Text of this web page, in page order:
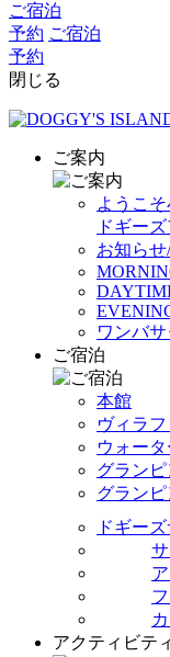
ご宿泊
予約 ご宿泊
予約
閉じる
ご案内
ようこ
ドギー
お知ら
ワンバ
ご宿泊
本館
ヴィラ
ウォー
グラン
グラン
ドギー
アクティビテ